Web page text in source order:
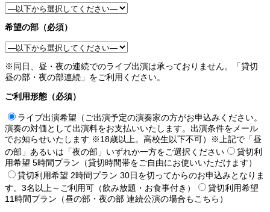
希望の部（必須）
※同日、昼・夜の連続でのライブ出演は承っておりません。「貸切
昼の部・夜の部連続」をご利用ください。
ご利用形態（必須）
ライブ出演希望（ご出演予定の演奏家の方がお申込みください。
演奏の対価として出演料をお支払いいたします。出演条件をメール
でお知らせいたします ※18歳以上。高校生以下不可）※上記で「昼
の部」あるいは「夜の部」いずれか一方をご選択ください
貸切利
用希望 5時間プラン（貸切時間帯をご自由にお使いいただけます）
貸切利用希望 2時間プラン 30日を切ってからのお申込みとなりま
す。3名以上～ご利用可（飲み放題・お食事付き）
貸切利用希望
11時間プラン（昼の部・夜の部 連続公演の場合もこちら）